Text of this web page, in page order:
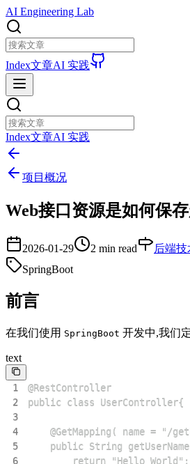
AI Engineering Lab
Index文章AI 实践
Index文章AI 实践
项目概况
Web接口资源是如何保
2026-01-29 2 min read
后端技
SpringBoot
前言
在我们使用 SpringBoot 开发中,我们
text
1
@RestController
2
3
4
5
6